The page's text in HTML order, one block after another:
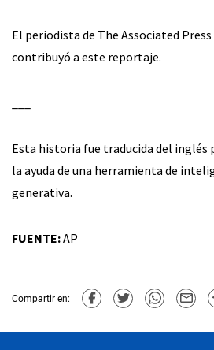
El periodista de The Associated
contribuyó a este reportaje.
Esta historia fue traducida del inglés
la ayuda de una herramienta de
generativa.
FUENTE:AP
Compartir en: